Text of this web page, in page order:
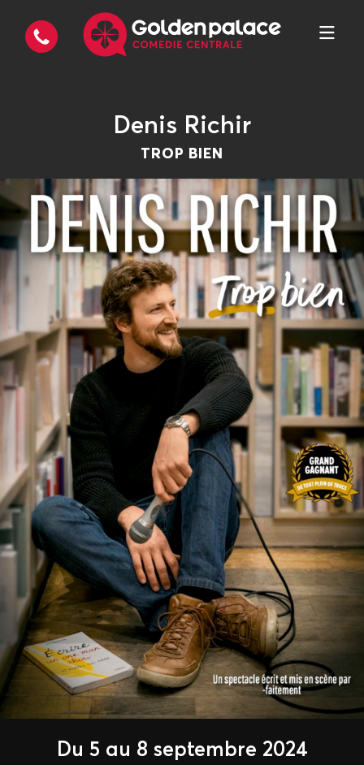
Denis Richir
TROP BIEN
Du 5 au 8 septembre 2024